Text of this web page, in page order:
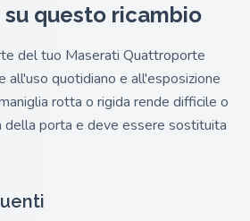
questo ricambio
del tuo Maserati Quattroporte
quotidiano e all'esposizione
rotta o rigida rende difficile o
della porta e deve essere sostituita